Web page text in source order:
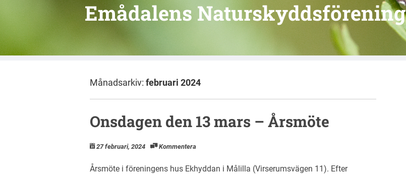
Emådalens Naturskyddsförening
Månadsarkiv: februari 2024
Onsdagen den 13 mars – Årsmöte
27 februari, 2024 Kommentera
Årsmöte i föreningens hus Ekhyddan i Målilla (Virserumsvägen 11). Efter